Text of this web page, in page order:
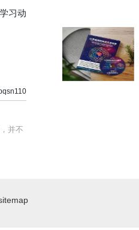
习动
并不